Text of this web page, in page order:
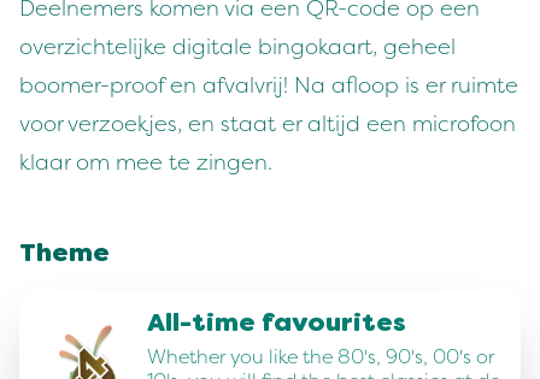
Deelnemers komen via een QR-code op een
overzichtelijke digitale bingokaart, geheel
boomer-proof en afvalvrij! Na afloop is er ruimte
voor verzoekjes, en staat er altijd een microfoon
klaar om mee te zingen.
Theme
All-time favourites
Whether you like the 80's, 90's, 00's or